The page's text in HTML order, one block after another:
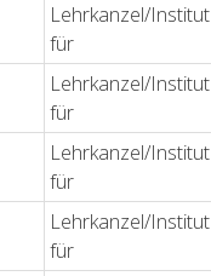
Lehrkanzel/Institut
für
Lehrkanzel/Institut
für
Lehrkanzel/Institut
für
Lehrkanzel/Institut
für